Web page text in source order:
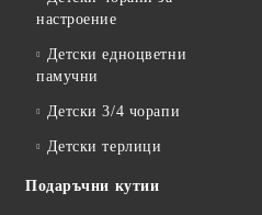
настроение
Детски едноцветни
памучни
Детски 3/4 чорапи
Детски терлици
Подаръчни кутии